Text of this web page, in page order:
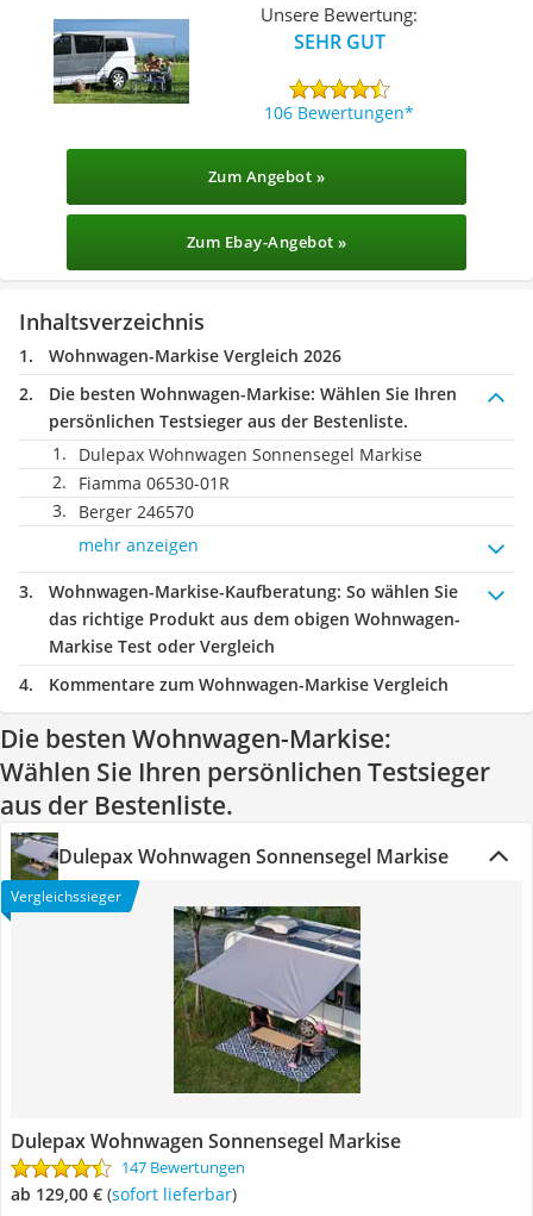
Unsere Bewertung:
SEHR GUT
106 Bewertungen
Zum Angebot »
Zum Ebay-Angebot »
Inhaltsverzeichnis
Wohnwagen-Markise Vergleich 2026
Die besten Wohnwagen-Markise: Wählen Sie Ihren
persönlichen Testsieger aus der Bestenliste.
Dulepax Wohnwagen Sonnensegel Markise
Fiamma 06530-01R
Berger 246570
mehr anzeigen
Wohnwagen-Markise-Kaufberatung: So wählen Sie
das richtige Produkt aus dem obigen Wohnwagen-
Markise Test oder Vergleich
Kommentare zum Wohnwagen-Markise Vergleich
Die besten Wohnwagen-Markise:
Wählen Sie Ihren persönlichen Testsieger
aus der Bestenliste.
Dulepax Wohnwagen Sonnensegel Markise
Vergleichssieger
Dulepax Wohnwagen Sonnensegel Markise
147 Bewertungen
ab 129,00 € ( Sofort lieferbar)